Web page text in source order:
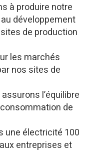
à produire notre
développement
de production
les marchés
nos sites de
l’équilibre
de
une électricité 100
entreprises et